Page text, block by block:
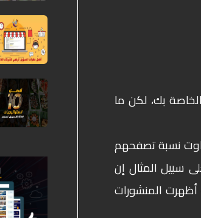
الخاصة بك، لكن ما
نسبة تصفحهم
سبيل المثال إن
حيث أظهرت المنشورات